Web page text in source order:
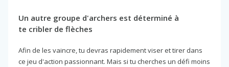
Un autre groupe d'archers est déterminé à
te cribler de flèches
Afin de les vaincre, tu devras rapidement viser et tirer dans
ce jeu d'action passionnant. Mais si tu cherches un défi moins